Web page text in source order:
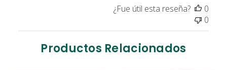
¿Fue útil esta reseña?
0
0
Productos Relacionados